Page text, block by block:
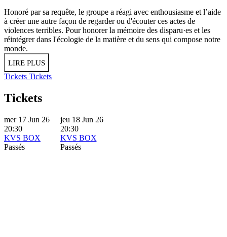
Honoré par sa requête, le groupe a réagi avec enthousiasme et l’aide
à créer une autre façon de regarder ou d'écouter ces actes de
violences terribles. Pour honorer la mémoire des disparu·es et les
réintégrer dans l'écologie de la matière et du sens qui compose notre
monde.
LIRE PLUS
Tickets Tickets
Tickets
mer 17 Jun 26
20:30
KVS BOX
Passés
jeu 18 Jun 26
20:30
KVS BOX
Passés